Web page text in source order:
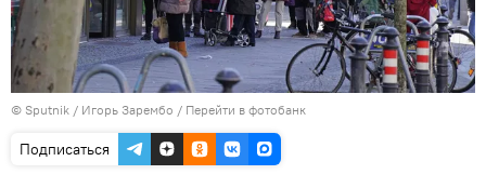
© Sputnik / Игорь Зарембо / Перейти в фотобанк
Подписаться